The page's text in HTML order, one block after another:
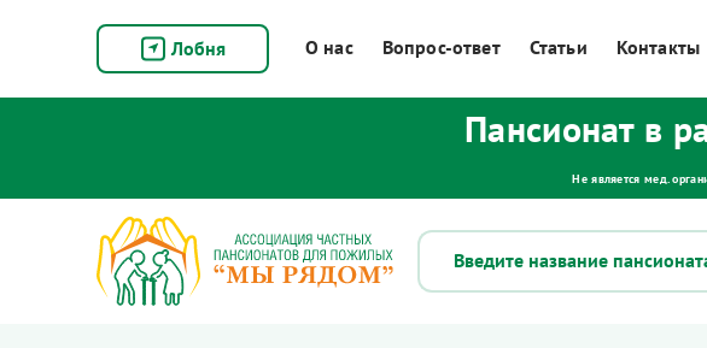
Лобня О нас Вопрос-ответ Статьи Контакты
Пансионат в
Не является мед.